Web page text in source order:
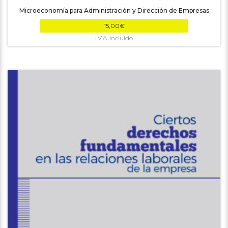
Microeconomía para Administración y Dirección de Empresas
15,00€